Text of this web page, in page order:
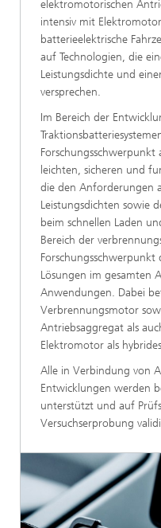
elektromotorischen
intensiv mit
batterieelektrische
auf Technologien, die
Leistungsdichte und
versprechen.
Im Bereich der
leichten, sicheren und
die den Anforderungen
Leistungsdichten sowie
beim schnellen Laden
Bereich der
Lösungen im gesamten
Anwendungen. Dabei
Verbrennungsmotor
Antriebsaggregat als
Elektromotor als
Alle in Verbindung von
Entwicklungen werden
unterstützt und auf
Versuchserprobung